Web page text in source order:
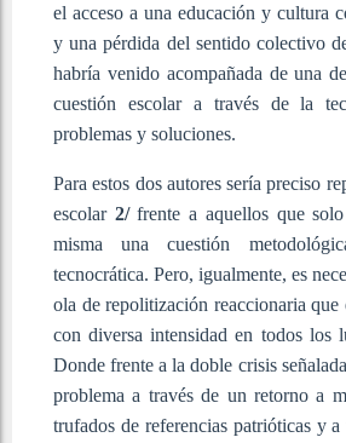
el acceso a una educación y cultura
y una pérdida del sentido colectivo
habría venido acompañada de una
cuestión escolar a través de la
problemas y soluciones.
Para estos dos autores sería preciso
escolar 2/frente a aquellos que
misma una cuestión
tecnocrática. Pero, igualmente, es
ola de repolitización reaccionaria que
con diversa intensidad en todos los
Donde frente a la doble crisis
problema a través de un retorno a
trufados de referencias patrióticas y